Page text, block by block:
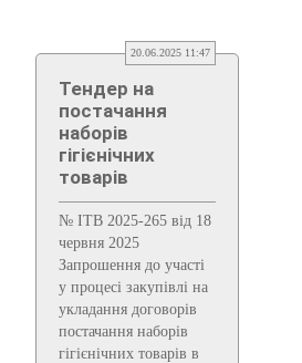
20.06.2025 11:47
Тендер на
постачання
наборів
гігієнічних
товарів
№ ITB 2025-265 від 18
червня 2025
Запрошення до участі
у процесі закупівлі на
укладання договорів
постачання наборів
гігієнічних товарів в